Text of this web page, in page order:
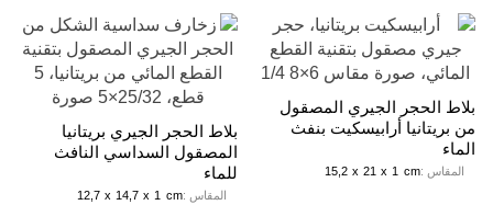
بلاط الحجر الجيري المصقول
من بريتانيا أرابيسكيت بنفث
الماء
المقاس : 15,2 x 21 x 1 cm
بلاط الحجر الجيري بريتانيا
المصقول السداسي النافث
للماء
المقاس : 12,7 x 14,7 x 1 cm